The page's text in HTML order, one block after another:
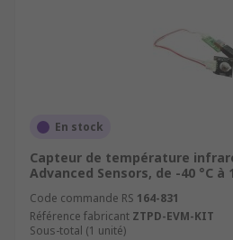
En stock
Capteur de température
Advanced Sensors, de -40 °C à
Code commande RS 164-831
Référence fabricant ZTPD-EVM-KIT
Sous-total (1 unité)